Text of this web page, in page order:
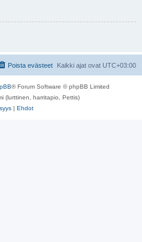
Kaikki ajat ovat UTC+03:00
Poista evästeet
® Forum Software © phpBB Limited
(lurttinen, harritapio, Pettis)
| Ehdot